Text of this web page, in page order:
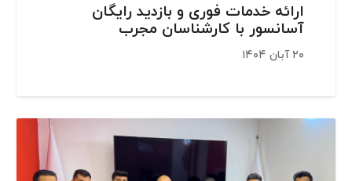
ارائه خدمات فوری و بازدید رایگان
آسانسور با کارشناسان مجرب
۲۰ آبان ۱۴۰۴